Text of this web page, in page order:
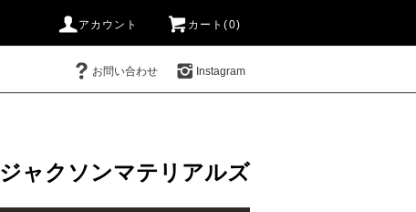
アカウント カート(0)
お問い合わせ Instagram
ジャクソンマテリアルズ